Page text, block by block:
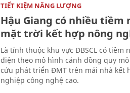
TIẾT KIỆM NĂNG LƯỢNG
Hậu Giang có nhiều
mặt trời kết hợp nông
Là tỉnh thuộc khu vực ĐBSCL có
điện theo mô hình cánh đồng quy
cứu phát triển ĐMT trên mái nhà kết
nghiệp công nghệ cao.